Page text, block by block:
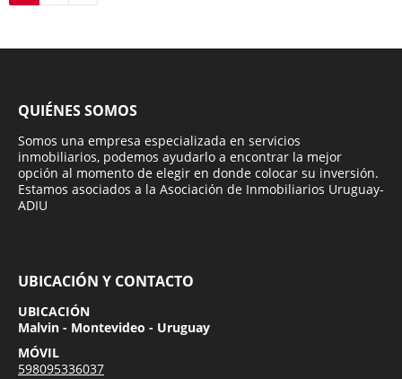
QUIÉNES SOMOS
Somos una empresa especializada en servicios
inmobiliarios, podemos ayudarlo a encontrar la mejor
opción al momento de elegir en donde colocar su inversión.
Estamos asociados a la Asociación de Inmobiliarios Uruguay-
ADIU
UBICACIÓN Y CONTACTO
UBICACIÓN
Malvin - Montevideo - Uruguay
MÓVIL
598095336037